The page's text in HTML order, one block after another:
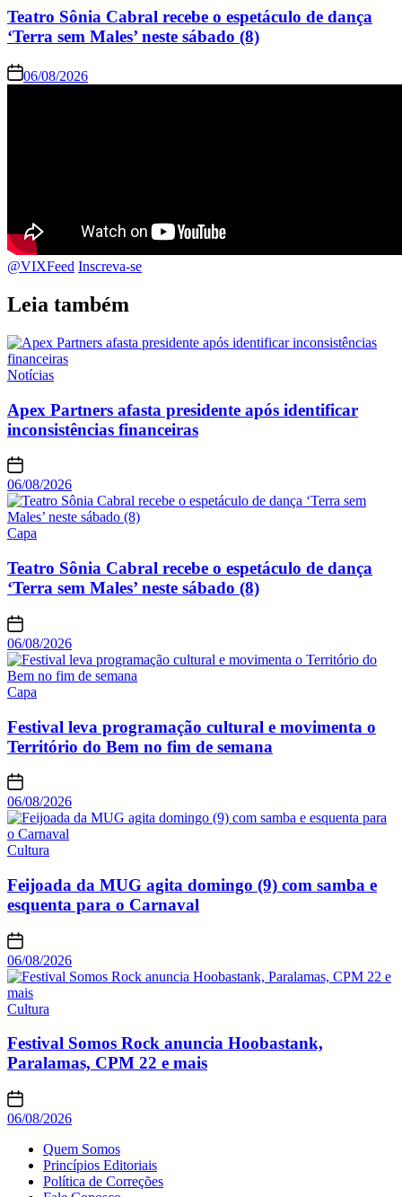
Teatro Sônia Cabral recebe o espetáculo de dança
‘Terra sem Males’ neste sábado (8)
06/08/2026
@VIXFeed Inscreva-se
Leia também
Notícias
Apex Partners afasta presidente após identificar
inconsistências financeiras
06/08/2026
Capa
Teatro Sônia Cabral recebe o espetáculo de dança
‘Terra sem Males’ neste sábado (8)
06/08/2026
Capa
Festival leva programação cultural e movimenta o
Território do Bem no fim de semana
06/08/2026
Cultura
Feijoada da MUG agita domingo (9) com samba e
esquenta para o Carnaval
06/08/2026
Cultura
Festival Somos Rock anuncia Hoobastank,
Paralamas, CPM 22 e mais
06/08/2026
Quem Somos
Princípios Editoriais
Política de Correções